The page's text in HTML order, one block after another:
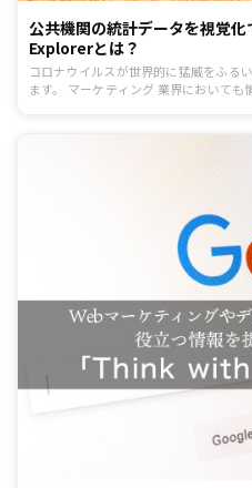
公共機関の統計データを視覚
Explorerとは？
コロナウイルスが世界的に猛威をふる
ます。 マーケティング 業界において
知ることができます。 まだ利用されて
します。日々の業務に生かしてみてくだ